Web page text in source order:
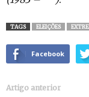
TAGS ELEIÇÕES
Facebook
Artigo anterior